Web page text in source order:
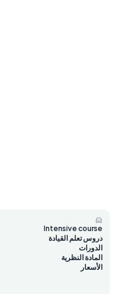
Intensive course
دروس تعلم القيادة
الدورات
المادة النظرية
الأسعار